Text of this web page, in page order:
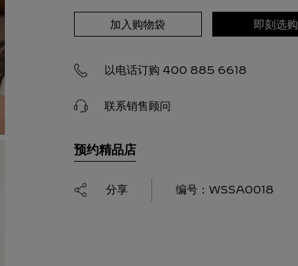
加入购物袋 即刻选购
以电话订购 400 885 6618
联系销售顾问
预约精品店
分享 编号： WSSA0018